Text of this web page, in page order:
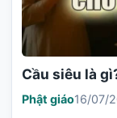
Cầu siêu là
Phật giáo16/07/